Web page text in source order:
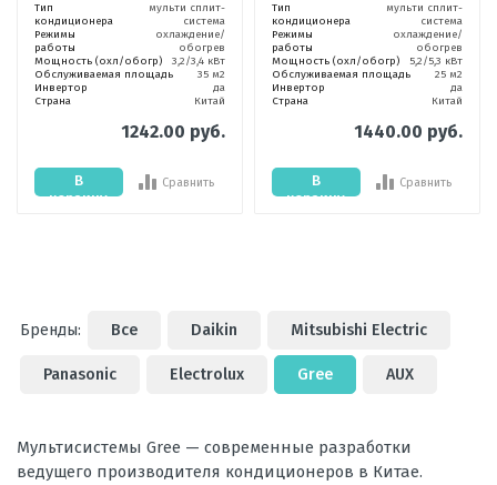
Тип
кондиционера
мульти сплит-
система
Режимы
работы
охлаждение/
обогрев
Мощность (охл/обогр)
3,2/3,4 кВт
Обслуживаемая площадь
35 м2
Инвертор
да
Страна
Китай
1242.00 руб.
В
корзину
Сравнить
Тип
кондиционера
мульти сплит-
система
Режимы
работы
охлаждение/
обогрев
Мощность (охл/обогр)
5,2/5,3 кВт
Обслуживаемая площадь
25 м2
Инвертор
да
Страна
Китай
1440.00 руб.
В
корзину
Сравнить
Бренды: Все Daikin Mitsubishi Electric
Panasonic Electrolux Gree AUX
Мультисистемы Gree — современные разработки
ведущего производителя кондиционеров в Китае.